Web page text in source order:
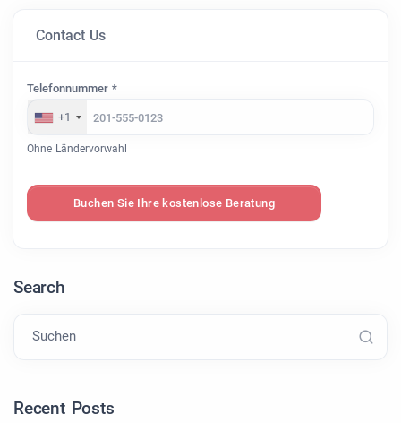
Contact Us
Telefonnummer *
+1
Ohne Ländervorwahl
Buchen Sie Ihre kostenlose Beratung
Search
Suchen
Recent Posts